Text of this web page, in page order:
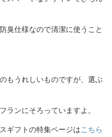
臭仕様なので清潔に使うこと
もうれしいものですが、選ぶ
ランにそろっていますよ。
ギフトの特集ページはこちら